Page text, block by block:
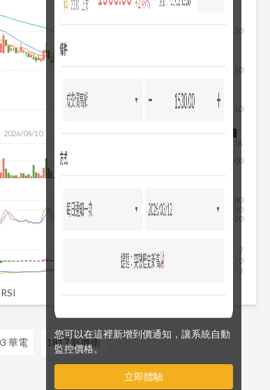
您可以在這裡新增到價通知，讓系統自動
監控價格。
立即體驗
2026/04/10
10
20
30
2026/08/07
500
1K
20
50
80
-2
0
2
RSI
華電 1817 凱撒衛